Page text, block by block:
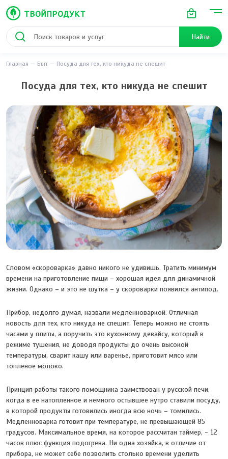
Найти
Главная Быт Посуда для тех, кто никуда не спешит
Посуда для тех, кто никуда не спешит
Словом «скороварка» давно никого не удивишь. Тратить минимум
времени на приготовление пищи – хорошая идея для динамичной
жизни. Однако – и это не шутка – у скороварки появился антипод.
Прибор, недолго думая, назвали медленноваркой. Отличная
новость для тех, кто никуда не спешит. Теперь можно не стоять
часами у плиты, а поручить это кухонному девайсу, который в
режиме тушения, не доводя продукты до очень высокой
температуры, сварит кашу или варенье, приготовит мясо или
топленое молоко.
Принцип работы такого помощника заимствован у русской печи,
когда в ее натопленное и немного остывшее нутро ставили посуду,
в которой продукты готовились иногда всю ночь – томились.
Медленноварка готовит при температуре, не превышающей 85
градусов. Максимальное время, на которое рассчитан таймер, - 12
часов плюс функция подогрева. Ни одна хозяйка, в отличие от
прибора, не может себе позволить столько времени уделить